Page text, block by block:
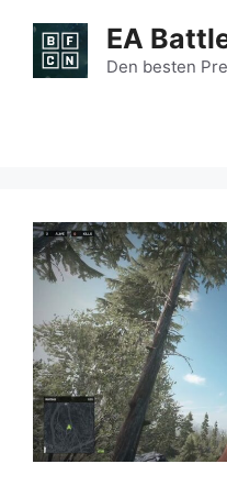
Inhalt
springen
EA
Den besten